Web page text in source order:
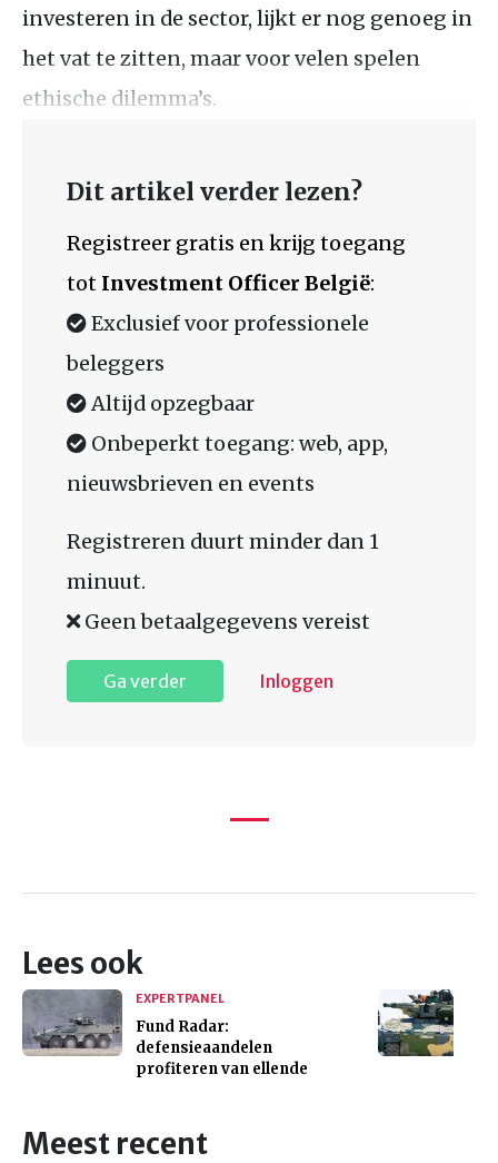
investeren in de sector, lijkt er nog genoeg in
het vat te zitten, maar voor velen spelen
ethische dilemma’s.
Dit artikel verder lezen?
Registreer gratis en krijg toegang
tot Investment Officer België:
Exclusief voor professionele
beleggers
Altijd opzegbaar
Onbeperkt toegang: web, app,
nieuwsbrieven en events
Registreren duurt minder dan 1
minuut.
Geen betaalgegevens vereist
Ga verder Inloggen
Lees ook
EXPERTPANEL
Fund Radar:
defensieaandelen
profiteren van ellende
Meest recent